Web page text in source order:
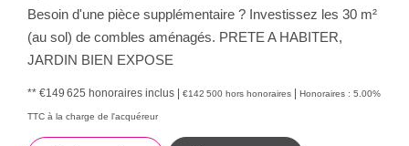
Besoin d'une pièce supplémentaire ? Investissez les 30 m²
(au sol) de combles aménagés. PRETE A HABITER,
JARDIN BIEN EXPOSE
** €149 625 honoraires inclus | €142 500 hors honoraires | Honoraires : 5.00%
TTC à la charge de l'acquéreur